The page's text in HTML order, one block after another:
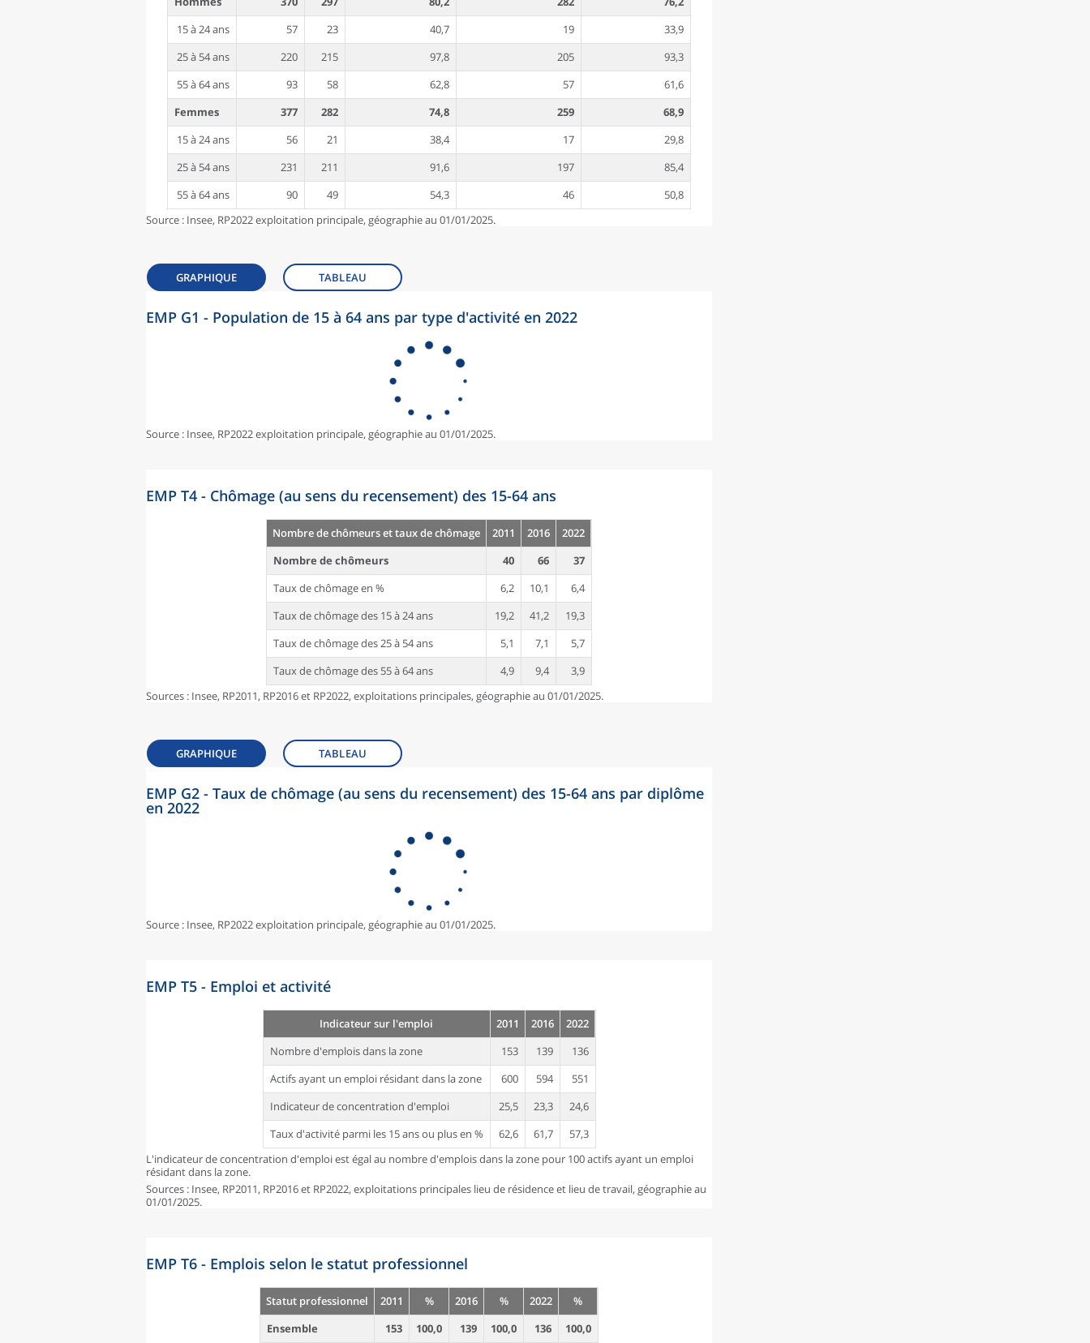
15 à 24 ans
57 23 40,7 19
33,9
25 à 54 ans
220 215 97,8 205
93,3
55 à 64 ans
93 58 62,8 57
61,6
Femmes
377 282 74,8 259
68,9
15 à 24 ans
56 21 38,4 17
29,8
25 à 54 ans
231 211 91,6 197
85,4
55 à 64 ans
90 49 54,3 46
50,8
Source : Insee, RP2022 exploitation principale, géographie au 01/01/2025.
GRAPHIQUE TABLEAU
EMP G1 - Population de 15 à 64 ans par type d'activité en 2022
Source : Insee, RP2022 exploitation principale, géographie au 01/01/2025.
EMP T4 - Chômage (au sens du recensement) des 15-64 ans
Nombre de chômeurs et taux de chômage 2011 2016
2022
Nombre de chômeurs
40 66
37
Taux de chômage en %
6,2 10,1
6,4
Taux de chômage des 15 à 24 ans
19,2 41,2
19,3
Taux de chômage des 25 à 54 ans
5,1 7,1
5,7
Taux de chômage des 55 à 64 ans
4,9 9,4
3,9
Sources : Insee, RP2011, RP2016 et RP2022, exploitations principales, géographie au 01/01/2025.
GRAPHIQUE TABLEAU
EMP G2 - Taux de chômage (au sens du recensement) des 15-64 ans par diplôme
en 2022
Source : Insee, RP2022 exploitation principale, géographie au 01/01/2025.
EMP T5 - Emploi et activité
Indicateur sur l'emploi 2011 2016
2022
Nombre d'emplois dans la zone
153 139
136
Actifs ayant un emploi résidant dans la zone
600 594
551
Indicateur de concentration d'emploi
25,5 23,3
24,6
Taux d'activité parmi les 15 ans ou plus en %
62,6 61,7
57,3
L'indicateur de concentration d'emploi est égal au nombre d'emplois dans la zone pour 100 actifs ayant un emploi
résidant dans la zone.
Sources : Insee, RP2011, RP2016 et RP2022, exploitations principales lieu de résidence et lieu de travail, géographie au
01/01/2025.
EMP T6 - Emplois selon le statut professionnel
Statut professionnel 2011 % 2016 % 2022
%
Ensemble
153 100,0 139 100,0 136 100,0